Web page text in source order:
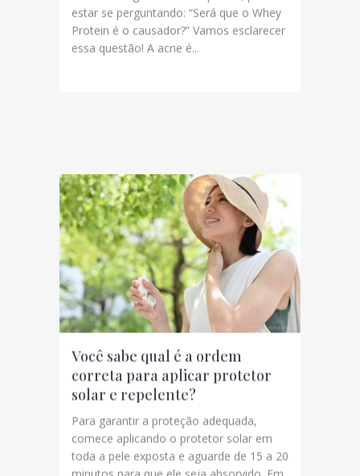
estar se perguntando: “Será que o Whey
Protein é o causador?” Vamos esclarecer
essa questão! A acne é...
Você sabe qual é a ordem
correta para aplicar protetor
solar e repelente?
Para garantir a proteção adequada,
comece aplicando o protetor solar em
toda a pele exposta e aguarde de 15 a 20
minutos para que ele seja absorvido. Em